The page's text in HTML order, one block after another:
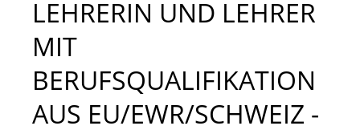
LEHRERIN UND LEHRER
MIT
BERUFSQUALIFIKATION
AUS EU/EWR/SCHWEIZ -